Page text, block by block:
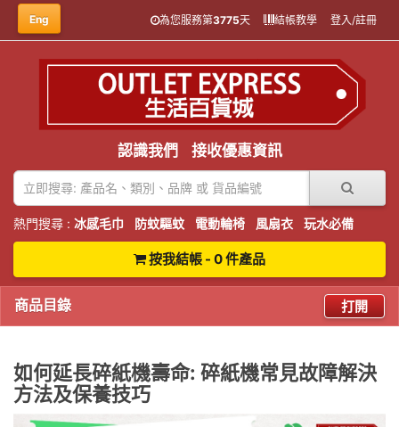
Eng 為您服務第3775天 結帳教學 登入/註冊
認識我們 接收優惠資訊
熱門搜尋 : 冰感毛巾 防蚊驅蚊 電動輪椅 風扇衣 玩水必備
按我結帳 - 0 件產品
商品目錄 打開
如何延長碎紙機壽命: 碎紙機常見故障解決
方法及保養技巧